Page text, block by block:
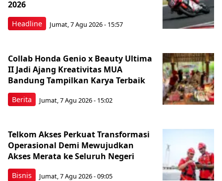
Headline
2026
Jumat, 7 Agu 2026 - 15:57
Berita
Collab Honda Genio x Beauty Ultima
II Jadi Ajang Kreativitas MUA
Bandung Tampilkan Karya Terbaik
Jumat, 7 Agu 2026 - 15:02
Bisnis
Telkom Akses Perkuat Transformasi
Operasional Demi Mewujudkan
Akses Merata ke Seluruh Negeri
Jumat, 7 Agu 2026 - 09:05